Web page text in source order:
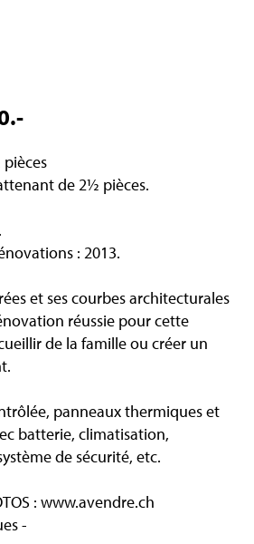
de 2½ pièces.
: 2013.
et ses courbes architecturales
réussie pour cette
de la famille ou créer un
panneaux thermiques et
batterie, climatisation,
de sécurité, etc.
: www.avendre.ch
-